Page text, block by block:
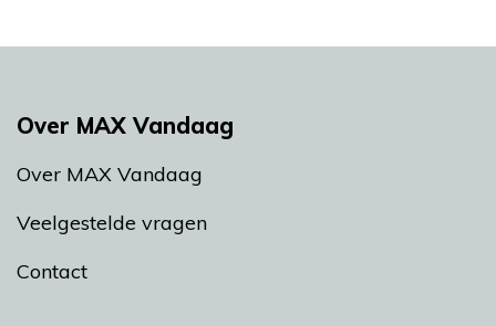
Over MAX Vandaag
Over MAX Vandaag
Veelgestelde vragen
Contact